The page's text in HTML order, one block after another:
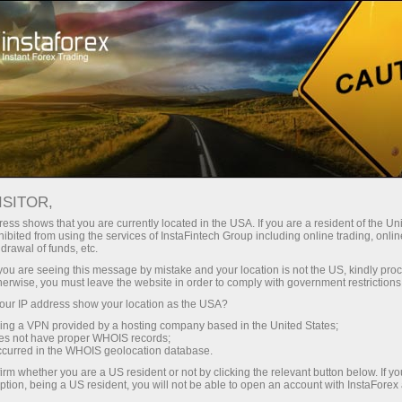
InstaForex के साथ आपको वास्तविक
लीवरेज, मार्केट में बेहतरीन स्प्रेड्स और
कमीशन, और स्टॉक्स व इंडेक्स ट्रेडिंग के लिए
फायदेमंद शर्तें।
छोटे
हर डिपॉजिट पर
30% बोनस
ट्रेडिंग में
और हाईवे पर गति
shows that you are currently located in the USA. If you are a resident of the
from using the services of InstaFintech Group including online trading,
of funds, etc.
are seeing this message by mistake and your location is not the US, kindly
you must leave the website in order to comply with government
IP address show your location as the USA?
a VPN provided by a hosting company based in the United States;
not have proper WHOIS records;
in the WHOIS geolocation database.
whether you are a US resident or not by clicking the relevant button below. If
being a US resident, you will not be able to open an account with InstaForex